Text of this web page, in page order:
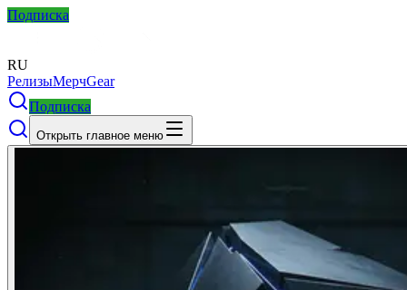
Подписка
RU
РелизыМерчGear
Подписка
Открыть главное меню